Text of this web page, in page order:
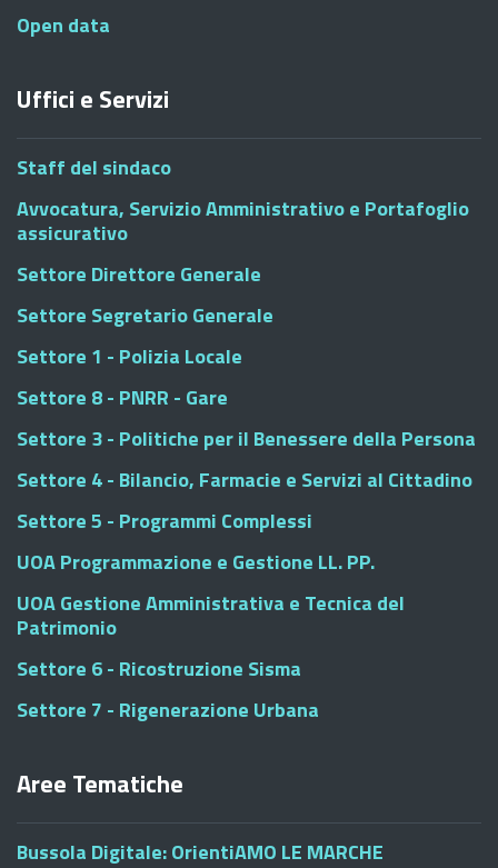
Open data
Uffici e Servizi
Staff del sindaco
Avvocatura, Servizio Amministrativo e Portafoglio
assicurativo
Settore Direttore Generale
Settore Segretario Generale
Settore 1 - Polizia Locale
Settore 8 - PNRR - Gare
Settore 3 - Politiche per il Benessere della Persona
Settore 4 - Bilancio, Farmacie e Servizi al Cittadino
Settore 5 - Programmi Complessi
UOA Programmazione e Gestione LL. PP.
UOA Gestione Amministrativa e Tecnica del
Patrimonio
Settore 6 - Ricostruzione Sisma
Settore 7 - Rigenerazione Urbana
Aree Tematiche
Bussola Digitale: OrientiAMO LE MARCHE